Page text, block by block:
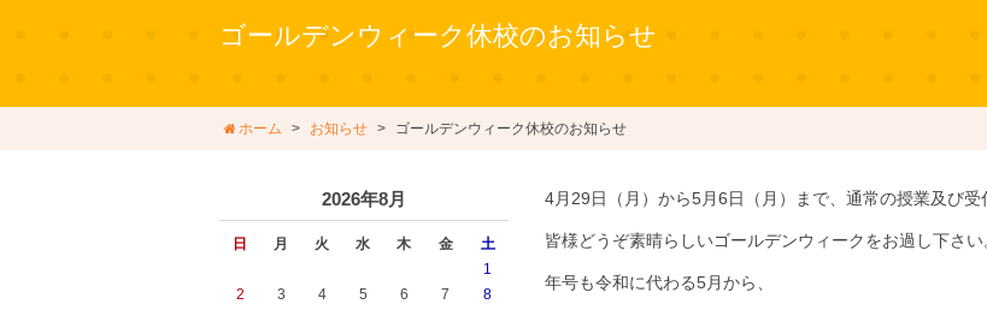
ゴールデンウィーク休校のお知らせ
ホーム お知らせ ゴールデンウィーク休校のお知らせ
4月29日（月）から5月6日（月）まで、通常の授業及び受
皆様どうぞ素晴らしいゴールデンウィークをお過し下さい
年号も令和に代わる5月から、
2026年8月
日 月 火 水 木 金 土
1
2
3 4 5 6 7
8